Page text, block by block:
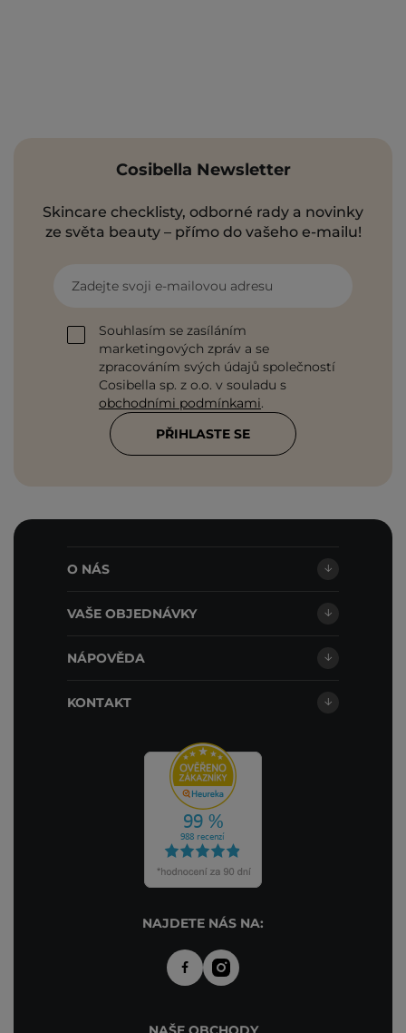
Cosibella Newsletter
Skincare checklisty, odborné rady a novinky
ze světa beauty – přímo do vašeho e-mailu!
Zadejte svoji e-mailovou adresu
Souhlasím se zasíláním
marketingových zpráv a se
zpracováním svých údajů společností
Cosibella sp. z o.o. v souladu s
obchodními podmínkami.
PŘIHLASTE SE
O NÁS
VAŠE OBJEDNÁVKY
NÁPOVĚDA
KONTAKT
NAJDETE NÁS NA: